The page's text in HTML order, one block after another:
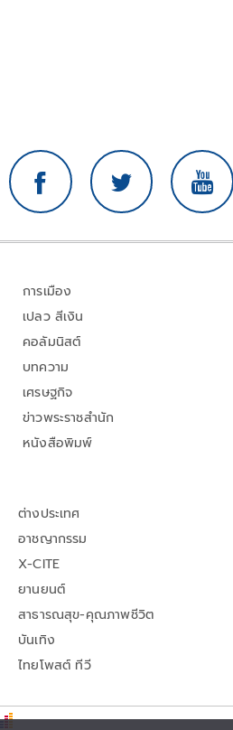
การเมือง
เปลว สีเงิน
คอลัมนิสต์
บทความ
เศรษฐกิจ
ข่าวพระราชสำนัก
หนังสือพิมพ์
ต่างประเทศ
อาชญากรรม
X-CITE
ยานยนต์
สาธารณสุข-คุณภาพชีวิต
บันเทิง
ไทยโพสต์ ทีวี